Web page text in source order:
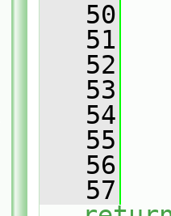
   50
   51
   52
   53
   54
   55
   56
   57